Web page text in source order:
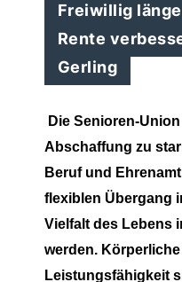
Freiwillig
Rente
Gerling
Die Senioren-
Abschaffung zu
Beruf und
flexiblen Übergang
Vielfalt des Lebens
werden.
Leistungsfähigkeit